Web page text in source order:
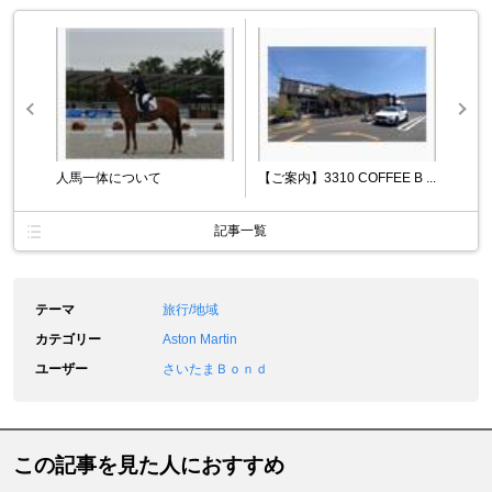
人馬一体について 【ご案内】3310 COFFEE B ...
記事一覧
テーマ
旅行/地域
カテゴリー
Aston Martin
ユーザー
さいたまＢｏｎｄ
この記事を見た人におすすめ